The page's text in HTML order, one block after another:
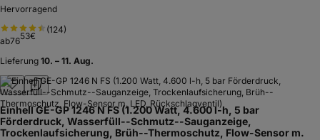
Hervorragend
(124)
ab7653€
Lieferung 10. – 11. Aug.
Einhell GE-GP 1246 N FS (1.200 Watt, 4.600 l-h, 5 bar
Förderdruck, Wasserfüll--Schmutz--Sauganzeige,
Trockenlaufsicherung, Brüh--Thermoschutz, Flow-Sensor m.